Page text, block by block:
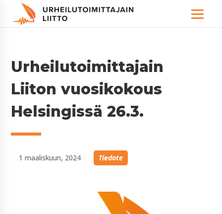
Urheilutoimittajain
Liiton vuosikokous
Helsingissä 26.3.